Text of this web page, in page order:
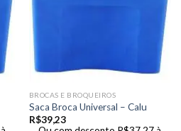
BROCAS E BROQUEIROS
Saca Broca Universal – Calu
R$39,23